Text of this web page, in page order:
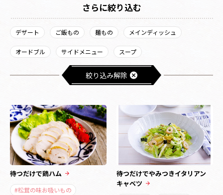
さらに絞り込む
デザート ご飯もの 麺もの メインディッシュ
オードブル サイドメニュー スープ
絞り込み解除
待つだけで鶏ハム
#松茸の味お吸いもの
待つだけでやみつきイタリアン
キャベツ